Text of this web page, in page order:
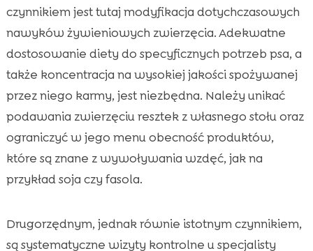
czynnikiem jest tutaj modyfikacja dotychczasowych
nawyków żywieniowych zwierzęcia. Adekwatne
dostosowanie diety do specyficznych potrzeb psa, a
także koncentracja na wysokiej jakości spożywanej
przez niego karmy, jest niezbędna. Należy unikać
podawania zwierzęciu resztek z własnego stołu oraz
ograniczyć w jego menu obecność produktów,
które są znane z wywoływania wzdęć, jak na
przykład soja czy fasola.
Drugorzędnym, jednak równie istotnym czynnikiem,
są systematyczne wizyty kontrolne u specjalisty